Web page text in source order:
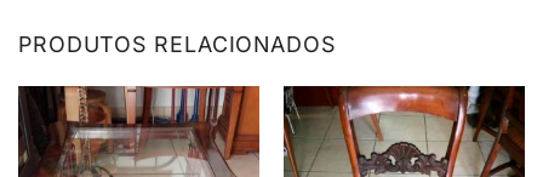
PRODUTOS RELACIONADOS